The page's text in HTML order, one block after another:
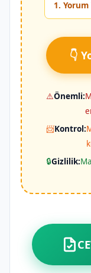
1.
👇
⚠️Önemli:
📨Kontrol:
🔒Gizlilik: